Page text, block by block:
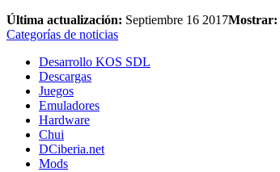
Última actualización: Septiembre 16 2017Mostrar:
Categorías de noticias
Desarrollo KOS SDL
Descargas
Juegos
Emuladores
Hardware
Chui
DCiberia.net
Mods